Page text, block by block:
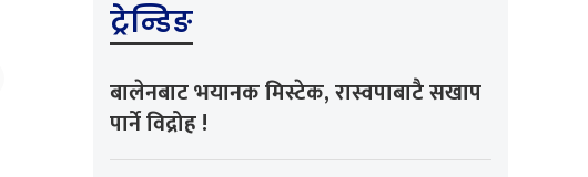
ट्रेन्डिङ
बालेनबाट भयानक मिस्टेक, रास्वपाबाटै सखाप
पार्ने विद्रोह !